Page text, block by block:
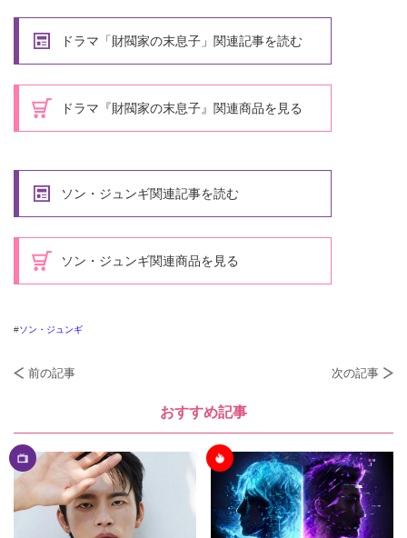
ドラマ「財閥家の末息子」関連記事を読む
ドラマ『財閥家の末息子』関連商品を見る
ソン・ジュンギ関連記事を読む
ソン・ジュンギ関連商品を見る
ソン・ジュンギ
前の記事 次の記事
おすすめ記事